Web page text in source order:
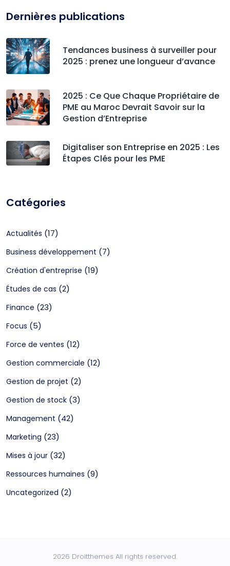
Dernières publications
Tendances business à surveiller pour
2025 : prenez une longueur d’avance
2025 : Ce Que Chaque Propriétaire de
PME au Maroc Devrait Savoir sur la
Gestion d’Entreprise
Digitaliser son Entreprise en 2025 : Les
Étapes Clés pour les PME
Catégories
Actualités (17)
Business développement (7)
Création d'entreprise (19)
Études de cas (2)
Finance (23)
Focus (5)
Force de ventes (12)
Gestion commerciale (12)
Gestion de projet (2)
Gestion de stock (3)
Management (42)
Marketing (23)
Mises à jour (32)
Ressources humaines (9)
Uncategorized (2)
2026 Droitthemes All rights reserved.